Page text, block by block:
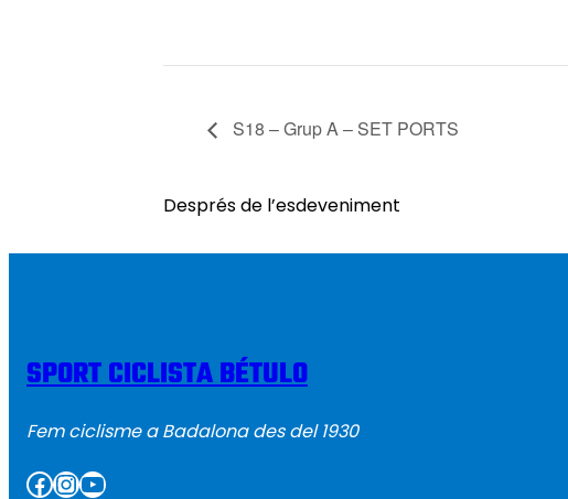
S18 – Grup A – SET PORTS
Després de l’esdeveniment
SPORT CICLISTA BÉTULO
Fem ciclisme a Badalona des del 1930
Facebook InstagramYouTube